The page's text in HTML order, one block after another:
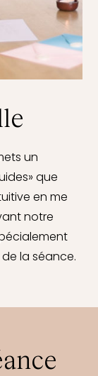
un
que
en me
notre
la séance.